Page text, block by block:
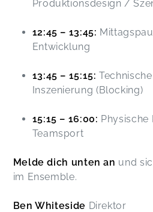
Produktionsdesign /
12:45 – 13:45:
Entwicklung
13:45 – 15:15:
Inszenierung (Blocking)
15:15 – 16:00:
Teamsport
Melde dich unten an und
im Ensemble.
Ben Whiteside Direktor